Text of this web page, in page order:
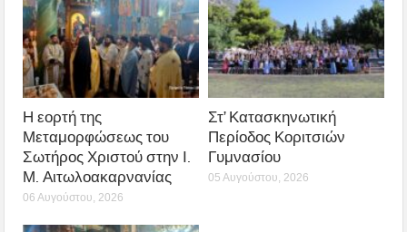
Η εορτή της
Μεταμορφώσεως του
Σωτήρος Χριστού στην Ι.
Μ. Αιτωλοακαρνανίας
06 Αυγούστου, 2026
Στ’ Κατασκηνωτική
Περίοδος Κοριτσιών
Γυμνασίου
05 Αυγούστου, 2026